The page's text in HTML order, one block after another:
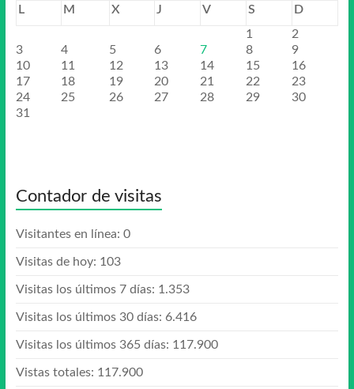
L
M X J V S
D
1
2
3
4 5 6 7 8
9
10
11 12 13 14 15
16
17
18 19 20 21 22
23
24
25 26 27 28 29
30
31
Contador de visitas
Visitantes en línea: 0
Visitas de hoy: 103
Visitas los últimos 7 días: 1.353
Visitas los últimos 30 días: 6.416
Visitas los últimos 365 días: 117.900
Vistas totales: 117.900